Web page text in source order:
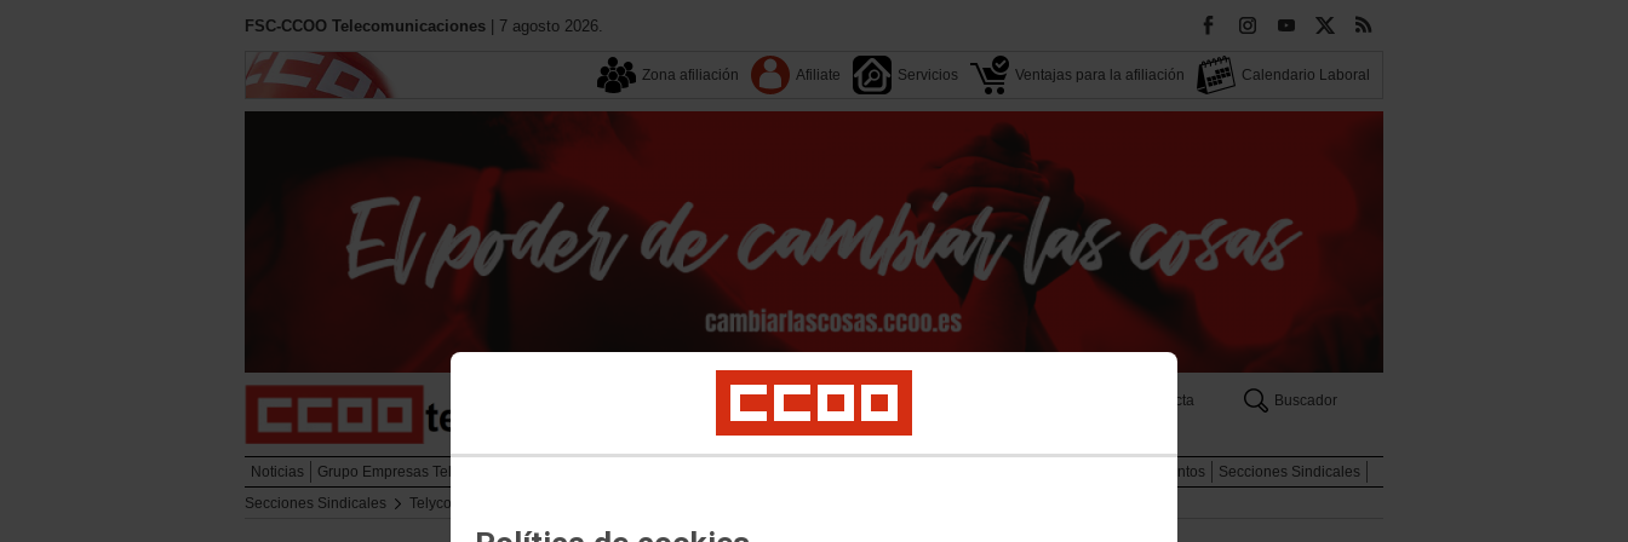
FSC-CCOO Telecomunicaciones | 7 agosto 2026.
Zona afiliación Afiliate Servicios Ventajas para la afiliación Calendario Laboral
Contacta
Buscador
Convenios
Noticias Grupo Empresas Telefónica Documentos
Secciones Sindicales
Secciones Sindicales
Telyco